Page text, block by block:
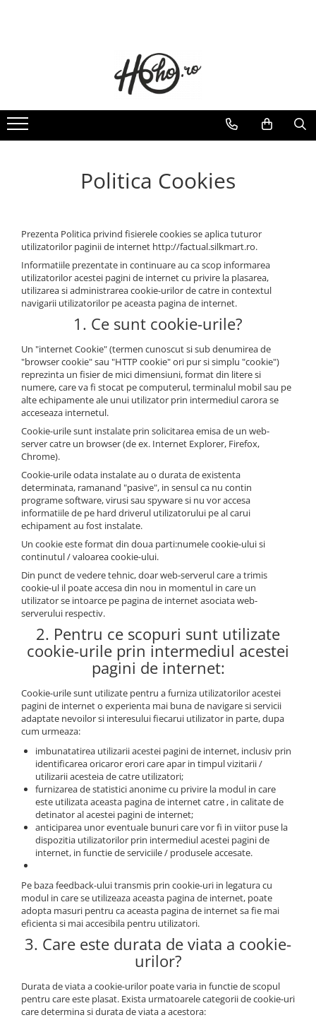
TRICOURI CRACIUN - NASI
TRICOURI ANIVERSARE
TRICOURI PARINTI + COPIL
BODY/ TRICOU COPII
TRICOURI BUNICI
TRICOURI FAMILIE CRACIUN
SET 3 PIESE
BODY/TRICOU
SET 4 PIESE
SET MAMA-COPIL
STICKERE DECORATIVE CU CITATE
STICKERE PRIZE/INTRERUPATOARE
Politica Cookies
Prezenta Politica privind fisierele cookies se aplica tuturor
utilizatorilor paginii de internet http://factual.silkmart.ro.
Informatiile prezentate in continuare au ca scop informarea
utilizatorilor acestei pagini de internet cu privire la plasarea,
utilizarea si administrarea cookie-urilor de catre in contextul
navigarii utilizatorilor pe aceasta pagina de internet.
1. Ce sunt cookie-urile?
Un "internet Cookie" (termen cunoscut si sub denumirea de
"browser cookie" sau "HTTP cookie" ori pur si simplu "cookie")
reprezinta un fisier de mici dimensiuni, format din litere si
numere, care va fi stocat pe computerul, terminalul mobil sau pe
alte echipamente ale unui utilizator prin intermediul carora se
acceseaza internetul.
Cookie-urile sunt instalate prin solicitarea emisa de un web-
server catre un browser (de ex. Internet Explorer, Firefox,
Chrome).
Cookie-urile odata instalate au o durata de existenta
determinata, ramanand "pasive", in sensul ca nu contin
programe software, virusi sau spyware si nu vor accesa
informatiile de pe hard driverul utilizatorului pe al carui
echipament au fost instalate.
Un cookie este format din doua parti:numele cookie-ului si
continutul / valoarea cookie-ului.
Din punct de vedere tehnic, doar web-serverul care a trimis
cookie-ul il poate accesa din nou in momentul in care un
utilizator se intoarce pe pagina de internet asociata web-
serverului respectiv.
2. Pentru ce scopuri sunt utilizate
cookie-urile prin intermediul acestei
pagini de internet:
Cookie-urile sunt utilizate pentru a furniza utilizatorilor acestei
pagini de internet o experienta mai buna de navigare si servicii
adaptate nevoilor si interesului fiecarui utilizator in parte, dupa
cum urmeaza:
imbunatatirea utilizarii acestei pagini de internet, inclusiv prin
identificarea oricaror erori care apar in timpul vizitarii /
utilizarii acesteia de catre utilizatori;
furnizarea de statistici anonime cu privire la modul in care
este utilizata aceasta pagina de internet catre , in calitate de
detinator al acestei pagini de internet;
anticiparea unor eventuale bunuri care vor fi in viitor puse la
dispozitia utilizatorilor prin intermediul acestei pagini de
internet, in functie de serviciile / produsele accesate.
Pe baza feedback-ului transmis prin cookie-uri in legatura cu
modul in care se utilizeaza aceasta pagina de internet, poate
adopta masuri pentru ca aceasta pagina de internet sa fie mai
eficienta si mai accesibila pentru utilizatori.
3. Care este durata de viata a cookie-
urilor?
Durata de viata a cookie-urilor poate varia in functie de scopul
pentru care este plasat. Exista urmatoarele categorii de cookie-uri
care determina si durata de viata a acestora: